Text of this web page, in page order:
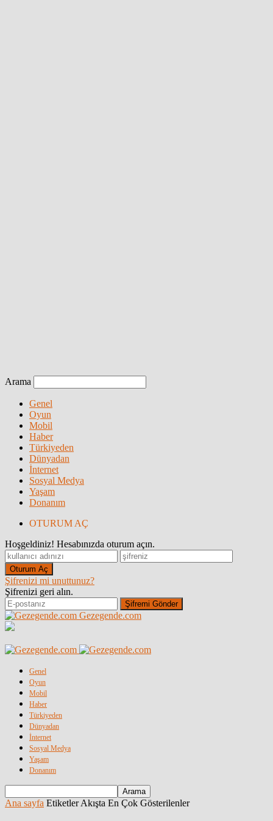
Arama
Genel
Oyun
Mobil
Haber
Türkiyeden
Dünyadan
İnternet
Sosyal Medya
Yaşam
Donanım
OTURUM AÇ
Hoşgeldiniz! Hesabınızda oturum açın.
Şifrenizi mi unuttunuz?
Şifrenizi geri alın.
Gezegende.com
Genel
Oyun
Mobil
Haber
Türkiyeden
Dünyadan
İnternet
Sosyal Medya
Yaşam
Donanım
Ana sayfa Etiketler Akışta En Çok Gösterilenler